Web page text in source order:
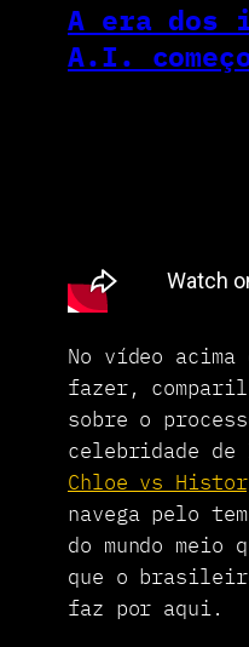
A era dos
A.I.
No vídeo
fazer,
sobre o
celebridade
Chloe vs
navega pelo
do mundo meio
que o
faz por aqui.